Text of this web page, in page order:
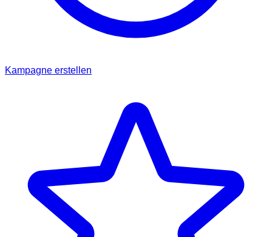
Kampagne erstellen